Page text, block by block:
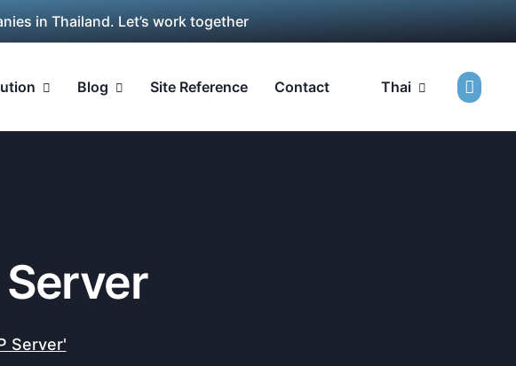
in Thailand. Let’s work together
Blog Site Reference Contact Thai
Server
Server'